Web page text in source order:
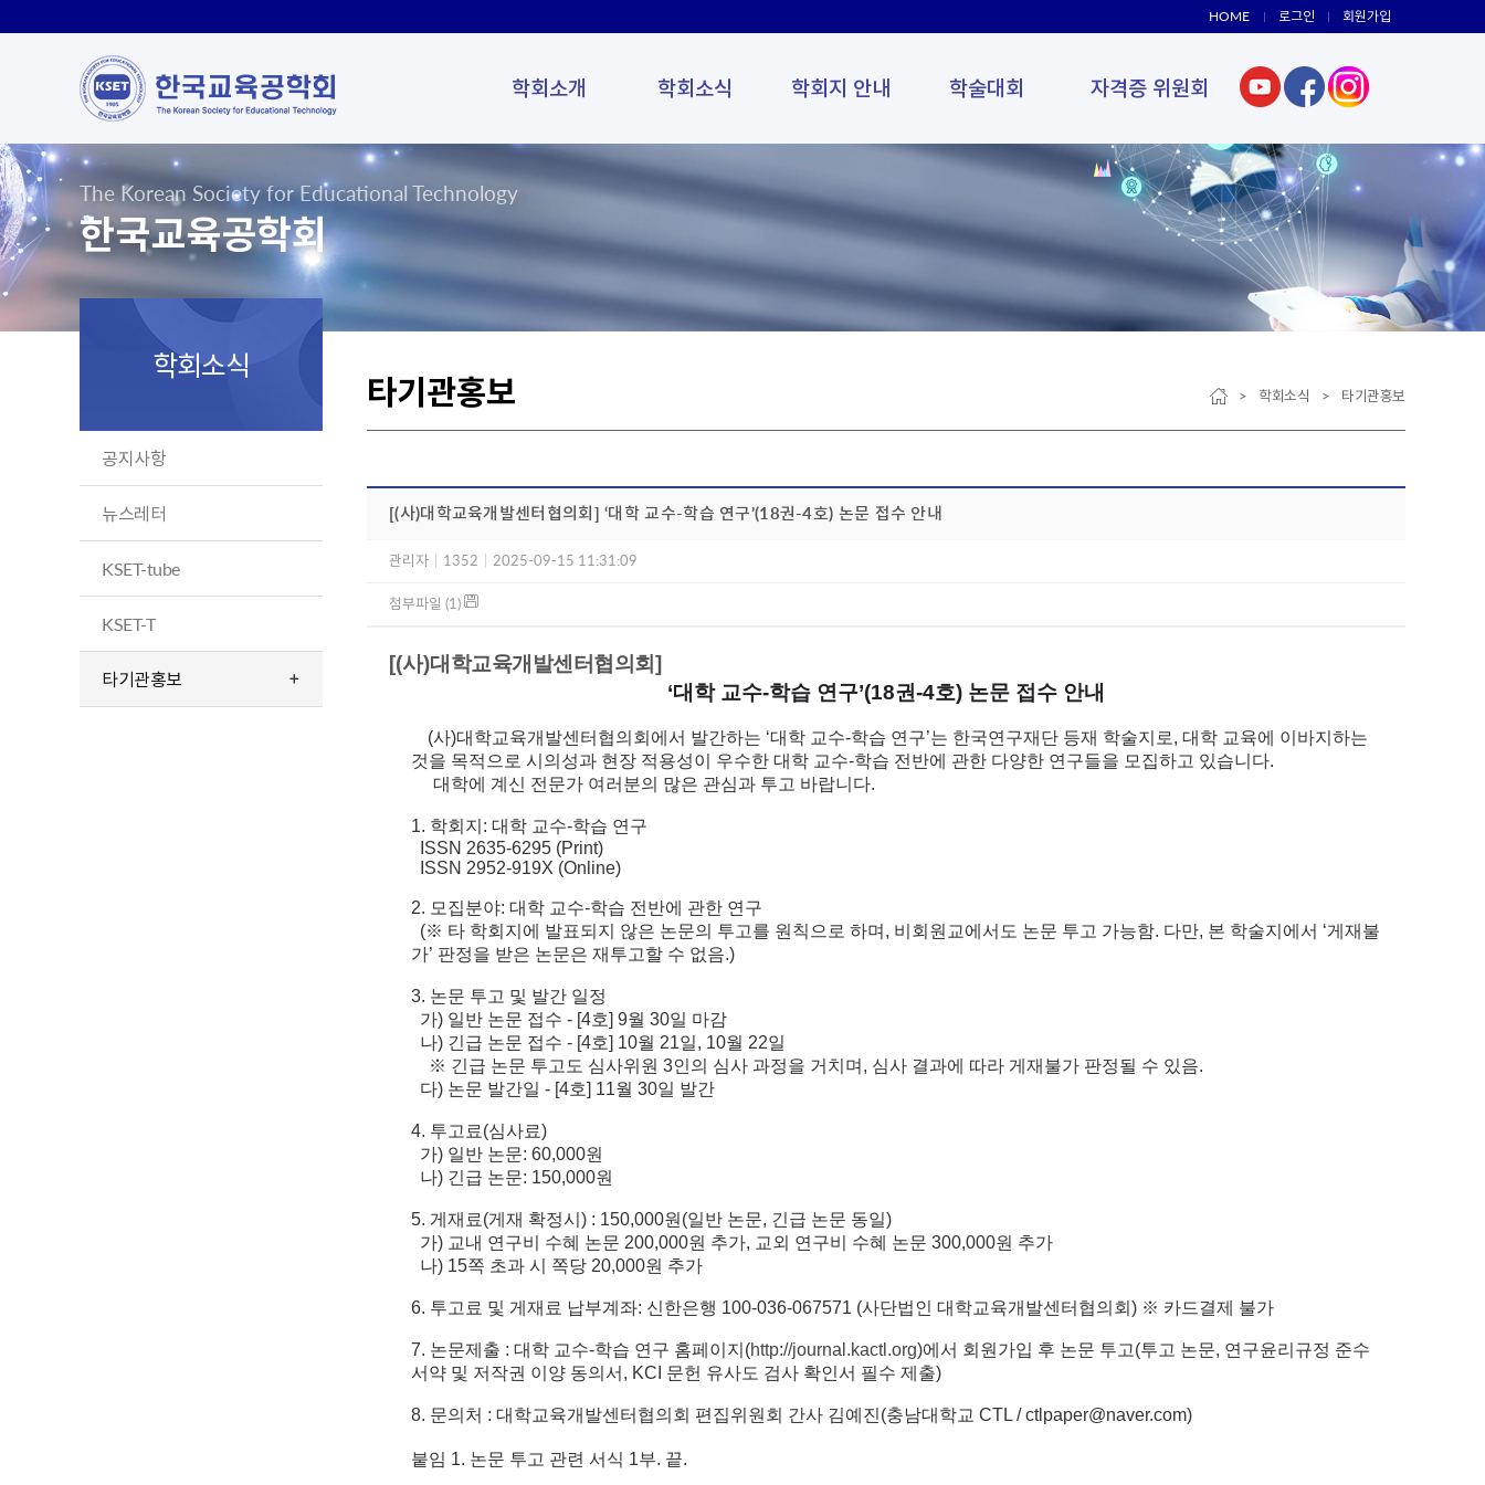
HOME 로그인 회원가입
학회소개 학회소식 학회지 안내 학술대회 자격증 위원회
The Korean Society for Educational Technology
한국교육공학회
학회소식
공지사항
뉴스레터
KSET-tube
KSET-T
타기관홍보
타기관홍보 > 학회소식 > 타기관홍보
[(사)대학교육개발센터협의회] ‘대학 교수-학습 연구’(18권-4호) 논문 접수 안내
관리자 1352 2025-09-15 11:31:09
첨부파일 (1)
[(사)대학교육개발센터협의회]
‘대학 교수-학습 연구’(18권-4호) 논문 접수 안내
(사)대학교육개발센터협의회에서 발간하는 ‘대학 교수-학습 연구’는 한국연구재단 등재 학술지로, 대학 교육에 이바지하는
것을 목적으로 시의성과 현장 적용성이 우수한 대학 교수-학습 전반에 관한 다양한 연구들을 모집하고 있습니다.
대학에 계신 전문가 여러분의 많은 관심과 투고 바랍니다.
1. 학회지: 대학 교수-학습 연구
ISSN 2635-6295 (Print)
ISSN 2952-919X (Online)
2. 모집분야: 대학 교수-학습 전반에 관한 연구
(※ 타 학회지에 발표되지 않은 논문의 투고를 원칙으로 하며, 비회원교에서도 논문 투고 가능함. 다만, 본 학술지에서 ‘게재불
가’ 판정을 받은 논문은 재투고할 수 없음.)
3. 논문 투고 및 발간 일정
가) 일반 논문 접수 - [4호] 9월 30일 마감
나) 긴급 논문 접수 - [4호] 10월 21일, 10월 22일
※ 긴급 논문 투고도 심사위원 3인의 심사 과정을 거치며, 심사 결과에 따라 게재불가 판정될 수 있음.
다) 논문 발간일 - [4호] 11월 30일 발간
4. 투고료(심사료)
가) 일반 논문: 60,000원
나) 긴급 논문: 150,000원
5. 게재료(게재 확정시) : 150,000원(일반 논문, 긴급 논문 동일)
가) 교내 연구비 수혜 논문 200,000원 추가, 교외 연구비 수혜 논문 300,000원 추가
나) 15쪽 초과 시 쪽당 20,000원 추가
6. 투고료 및 게재료 납부계좌: 신한은행 100-036-067571 (사단법인 대학교육개발센터협의회) ※ 카드결제 불가
7. 논문제출 : 대학 교수-학습 연구 홈페이지(http://journal.kactl.org)에서 회원가입 후 논문 투고(투고 논문, 연구윤리규정 준수
서약 및 저작권 이양 동의서, KCI 문헌 유사도 검사 확인서 필수 제출)
8. 문의처 : 대학교육개발센터협의회 편집위원회 간사 김예진(충남대학교 CTL / ctlpaper@naver.com)
붙임 1. 논문 투고 관련 서식 1부. 끝.